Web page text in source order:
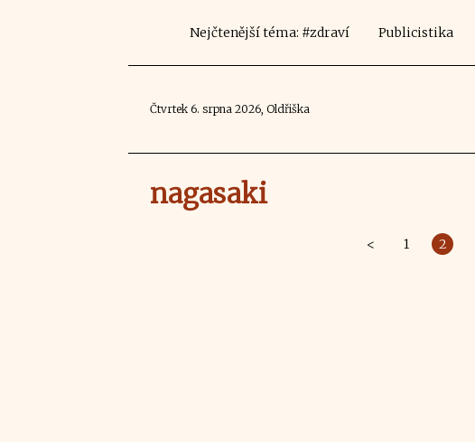
Nejčtenější téma: #zdraví Publicistika
Čtvrtek 6. srpna 2026, Oldřiška
nagasaki
< 1 2